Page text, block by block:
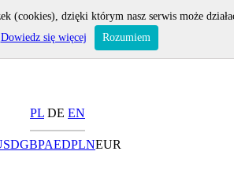
PL DE EN
GBPAEDPLNEUR
(cookies), dzięki którym nasz serwis może
Dowiedz się więcej Rozumiem